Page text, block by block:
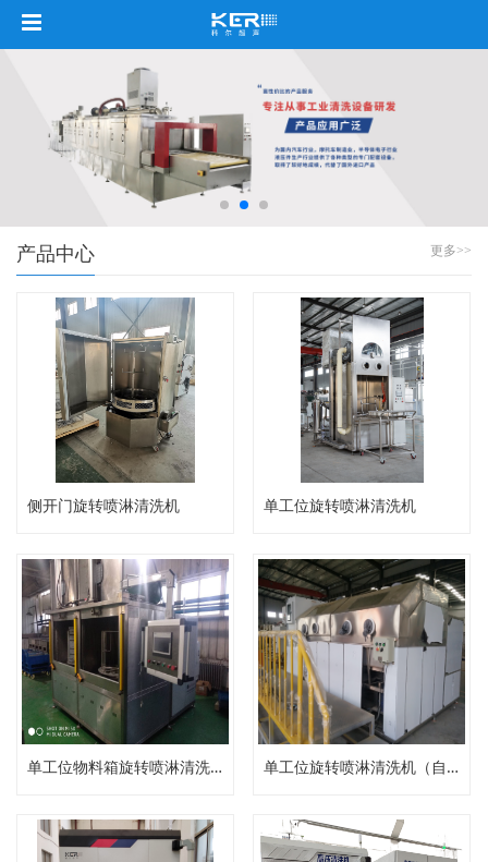
更多>>
产品中心
侧开门旋转喷淋清洗机 单工位旋转喷淋清洗机
单工位物料箱旋转喷淋清洗机 单工位旋转喷淋清洗机（自动压力清洗机）